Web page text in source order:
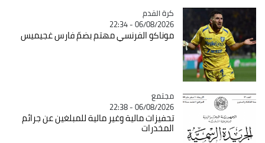
Catégorie
كرة القدم
06/08/2026 - 22:34
موناكو الفرنسي مهتم بضمّ فارس غجيميس
Catégorie
مجتمع
06/08/2026 - 22:38
تحفيزات مالية وغير مالية للمبلغين عن جرائم
المخدرات